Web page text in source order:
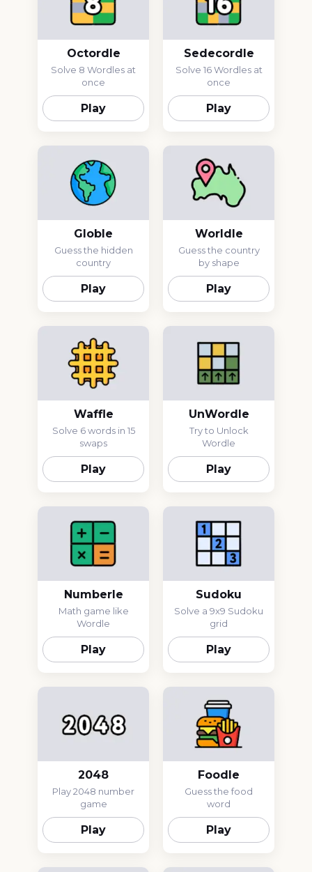
Octordle
Solve 8 Wordles at
once
Play
Sedecordle
Solve 16 Wordles at
once
Play
Globle
Guess the hidden
country
Play
Worldle
Guess the country
by shape
Play
Waffle
Solve 6 words in 15
swaps
Play
UnWordle
Try to Unlock
Wordle
Play
Numberle
Math game like
Wordle
Play
Sudoku
Solve a 9x9 Sudoku
grid
Play
2048
Play 2048 number
game
Play
Foodle
Guess the food
word
Play